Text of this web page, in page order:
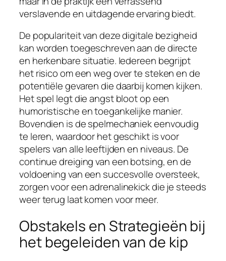
verslavende en uitdagende ervaring biedt.
De populariteit van deze digitale bezigheid
kan worden toegeschreven aan de directe
en herkenbare situatie. Iedereen begrijpt
het risico om een weg over te steken en de
potentiële gevaren die daarbij komen kijken.
Het spel legt die angst bloot op een
humoristische en toegankelijke manier.
Bovendien is de spelmechaniek eenvoudig
te leren, waardoor het geschikt is voor
spelers van alle leeftijden en niveaus. De
continue dreiging van een botsing, en de
voldoening van een succesvolle oversteek,
zorgen voor een adrenalinekick die je steeds
weer terug laat komen voor meer.
Obstakels en Strategieën bij
het begeleiden van de kip